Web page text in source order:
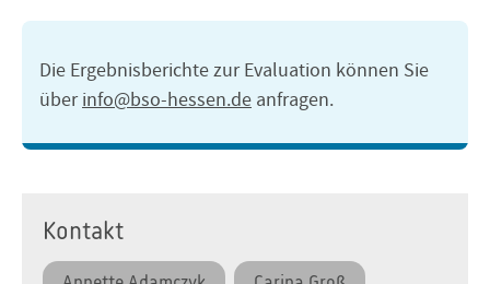
Die Ergebnisberichte zur Evaluation können Sie
überinfo@bso-hessen.de anfragen.
Kontakt